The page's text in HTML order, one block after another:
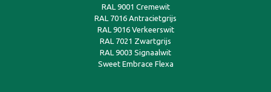
RAL 9001 Cremewit
RAL 7016 Antracietgrijs
RAL 9016 Verkeerswit
RAL 7021 Zwartgrijs
RAL 9003 Signaalwit
Sweet Embrace Flexa